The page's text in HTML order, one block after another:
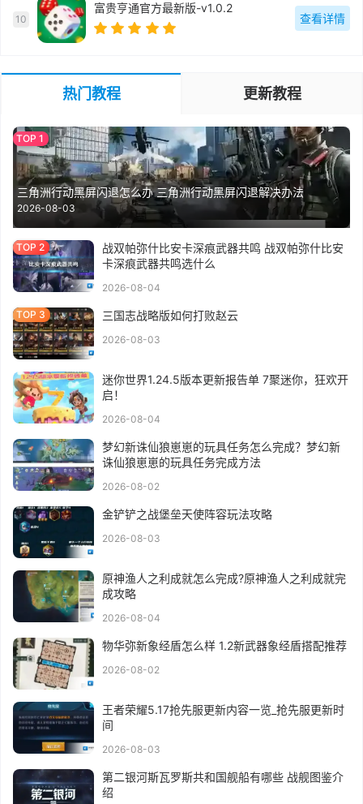
10
富贵亨通官方最新版-v1.0.2
查看详情
热门教程 更新教程
三角洲行动黑屏闪退怎么办 三角洲行动黑屏闪退解决办法
2026-08-03
战双帕弥什比安卡深痕武器共鸣 战双帕弥什比安
卡深痕武器共鸣选什么
2026-08-04
三国志战略版如何打败赵云
2026-08-03
迷你世界1.24.5版本更新报告单 7聚迷你，狂欢开
启！
2026-08-04
梦幻新诛仙狼崽崽的玩具任务怎么完成？梦幻新
诛仙狼崽崽的玩具任务完成方法
2026-08-02
金铲铲之战堡垒天使阵容玩法攻略
2026-08-03
原神渔人之利成就怎么完成?原神渔人之利成就完
成攻略
2026-08-04
物华弥新象经盾怎么样 1.2新武器象经盾搭配推荐
2026-08-02
王者荣耀5.17抢先服更新内容一览_抢先服更新时
间
2026-08-03
第二银河斯瓦罗斯共和国舰船有哪些 战舰图鉴介
绍